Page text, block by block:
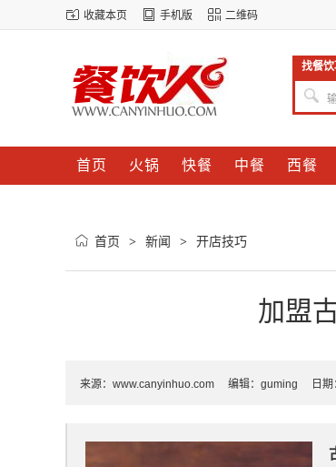
收藏本页 手机版 二维码
找餐饮
首页 火锅 快餐 中餐 西餐
首页 > 新闻 > 开店技巧
加盟
来源： www.canyinhuo.com 编辑：guming 日期